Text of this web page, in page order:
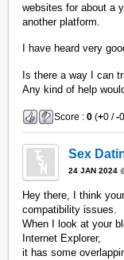
websites for about a
another platform.
I have heard very
Is there a way I can
Any kind of help
Score :0 (+0 /-
Sex
24 JAN 2024
Hey there, I think
compatibility issues.
When I look at your
Internet Explorer,
it has some